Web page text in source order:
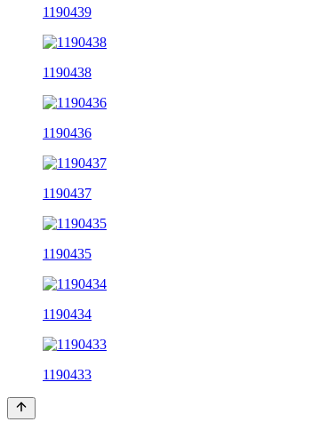
1190439
1190438
1190436
1190437
1190435
1190434
1190433